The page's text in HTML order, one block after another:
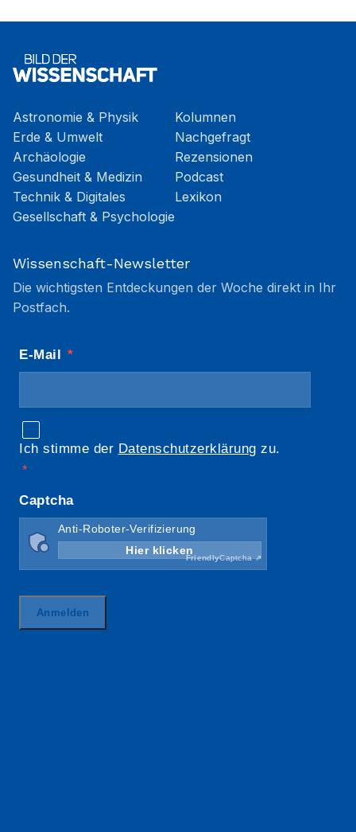
Astronomie & Physik
Erde & Umwelt
Archäologie
Gesundheit & Medizin
Technik & Digitales
Gesellschaft & Psychologie
Kolumnen
Nachgefragt
Rezensionen
Podcast
Lexikon
Wissenschaft-Newsletter
Die wichtigsten Entdeckungen der Woche direkt in Ihr
Postfach.